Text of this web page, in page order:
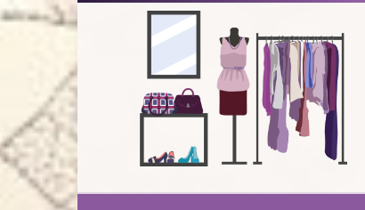
Перейти